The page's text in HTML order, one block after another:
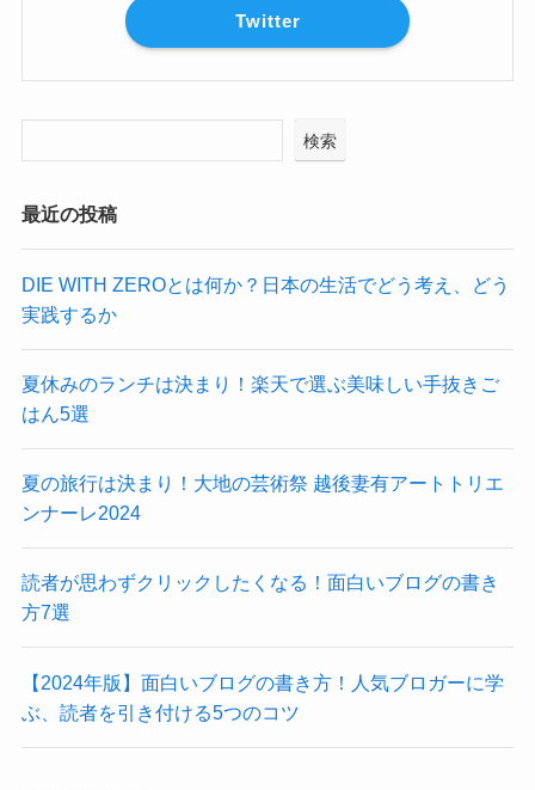
Twitter
検索
最近の投稿
DIE WITH ZEROとは何か？日本の生活でどう考え、どう
実践するか
夏休みのランチは決まり！楽天で選ぶ美味しい手抜きご
はん5選
夏の旅行は決まり！大地の芸術祭 越後妻有アートトリエ
ンナーレ2024
読者が思わずクリックしたくなる！面白いブログの書き
方7選
【2024年版】面白いブログの書き方！人気ブロガーに学
ぶ、読者を引き付ける5つのコツ